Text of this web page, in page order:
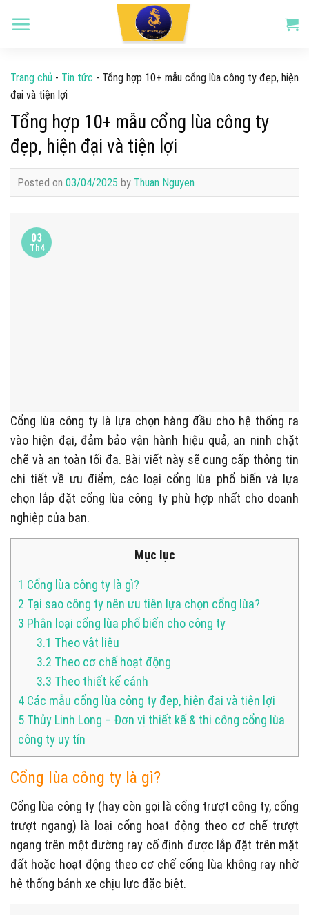
Trang chủ - Tin tức - Tổng hợp 10+ mẫu cổng lùa công ty đẹp, hiện
đại và tiện lợi
Tổng hợp 10+ mẫu cổng lùa công ty
đẹp, hiện đại và tiện lợi
Posted on 03/04/2025 by Thuan Nguyen
03
Th4
Cổng lùa công ty là lựa chọn hàng đầu cho hệ thống ra
vào hiện đại, đảm bảo vận hành hiệu quả, an ninh chặt
chẽ và an toàn tối đa. Bài viết này sẽ cung cấp thông tin
chi tiết về ưu điểm, các loại cổng lùa phổ biến và lựa
chọn lắp đặt cổng lùa công ty phù hợp nhất cho doanh
nghiệp của bạn.
Mục lục
1 Cổng lùa công ty là gì?
2 Tại sao công ty nên ưu tiên lựa chọn cổng lùa?
3 Phân loại cổng lùa phổ biến cho công ty
3.1 Theo vật liệu
3.2 Theo cơ chế hoạt động
3.3 Theo thiết kế cánh
4 Các mẫu cổng lùa công ty đẹp, hiện đại và tiện lợi
5 Thủy Linh Long – Đơn vị thiết kế & thi công cổng lùa
công ty uy tín
Cổng lùa công ty là gì?
Cổng lùa công ty (hay còn gọi là cổng trượt công ty, cổng
trượt ngang) là loại cổng hoạt động theo cơ chế trượt
ngang trên một đường ray cố định được lắp đặt trên mặt
đất hoặc hoạt động theo cơ chế cổng lùa không ray nhờ
hệ thống bánh xe chịu lực đặc biệt.